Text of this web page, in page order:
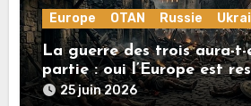
Europe OTAN Russie
La guerre des trois aura-
partie : oui l’Europe est
rationnelle !
25 juin 2026